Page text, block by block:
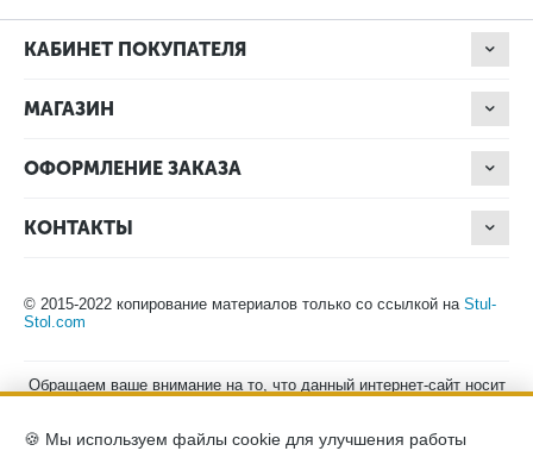
КАБИНЕТ ПОКУПАТЕЛЯ
МАГАЗИН
ОФОРМЛЕНИЕ ЗАКАЗА
КОНТАКТЫ
© 2015-2022 копирование материалов только со ссылкой на Stul-
Stol.com
Обращаем ваше внимание на то, что данный интернет-сайт носит
положениями Статьи 437 (2) Гражданского кодекса Российской
🍪 Мы используем файлы cookie для улучшения работы